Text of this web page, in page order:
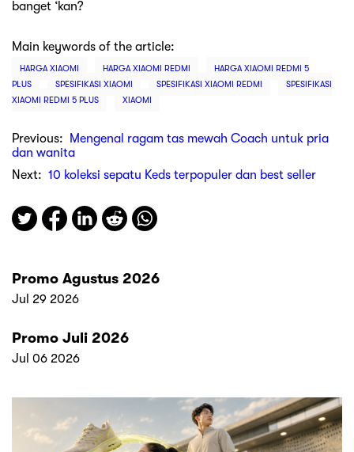
banget ‘kan?
Main keywords of the article:
HARGA XIAOMI HARGA XIAOMI REDMI
HARGA XIAOMI REDMI 5
PLUS
SPESIFIKASI XIAOMI SPESIFIKASI XIAOMI REDMI
SPESIFIKASI
XIAOMI REDMI 5 PLUS
XIAOMI
Previous:
Mengenal ragam tas mewah Coach untuk pria
dan wanita
Next: 10 koleksi sepatu Keds terpopuler dan best seller
Promo Agustus 2026
Jul 29 2026
Promo Juli 2026
Jul 06 2026